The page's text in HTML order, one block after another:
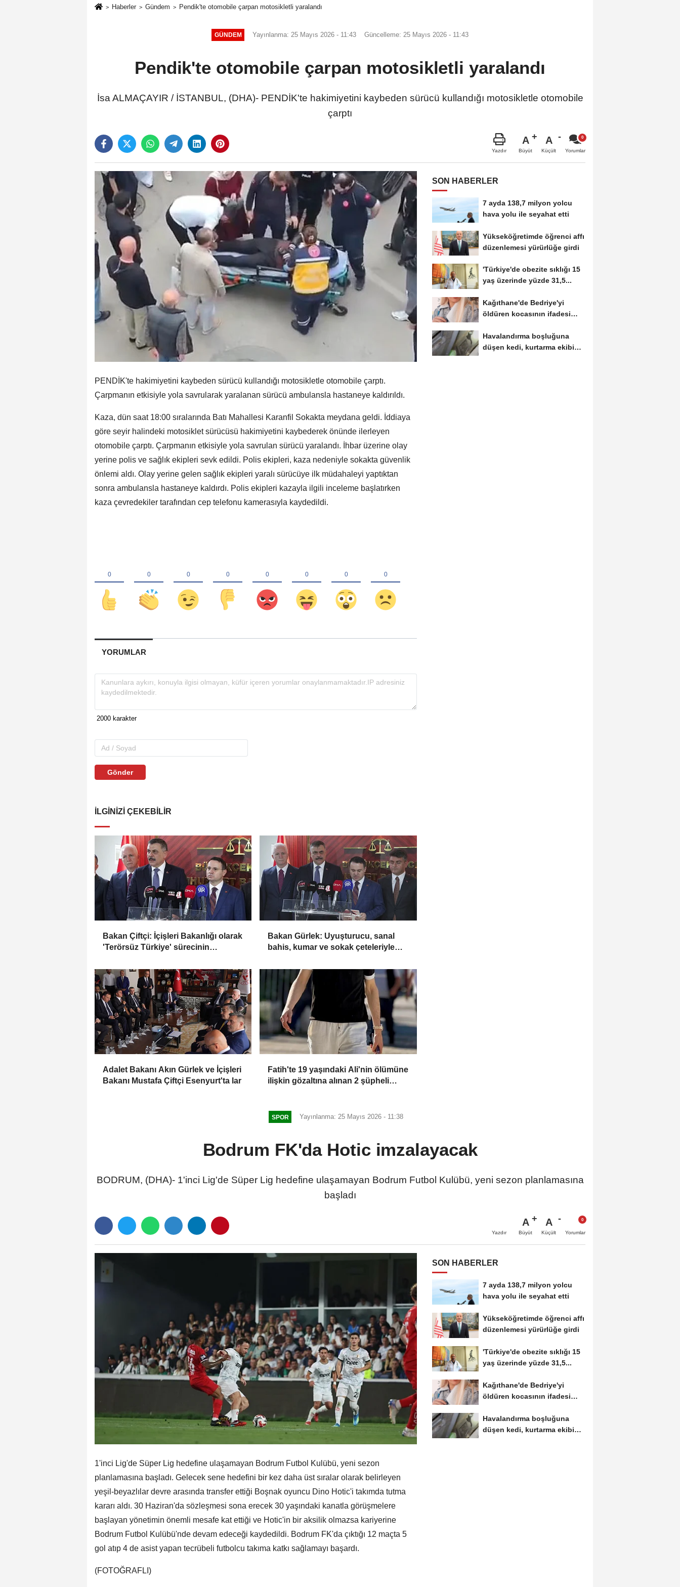
Haberler Gündem Pendik'te otomobile çarpan motosikletli yaralandı
GÜNDEM Yayınlanma: 25 Mayıs 2026 - 11:43 Güncelleme: 25 Mayıs 2026 - 11:43
Pendik'te otomobile çarpan motosikletli yaralandı
İsa ALMAÇAYIR / İSTANBUL, (DHA)- PENDİK'te hakimiyetini kaybeden sürücü kullandığı motosikletle otomobile
çarptı
Yazdır
A
Büyüt
A
Küçült Yorumlar
PENDİK'te hakimiyetini kaybeden sürücü kullandığı motosikletle otomobile çarptı.
Çarpmanın etkisiyle yola savrularak yaralanan sürücü ambulansla hastaneye kaldırıldı.
Kaza, dün saat 18:00 sıralarında Batı Mahallesi Karanfil Sokakta meydana geldi. İddiaya
göre seyir halindeki motosiklet sürücüsü hakimiyetini kaybederek önünde ilerleyen
otomobile çarptı. Çarpmanın etkisiyle yola savrulan sürücü yaralandı. İhbar üzerine olay
yerine polis ve sağlık ekipleri sevk edildi. Polis ekipleri, kaza nedeniyle sokakta güvenlik
önlemi aldı. Olay yerine gelen sağlık ekipleri yaralı sürücüye ilk müdahaleyi yaptıktan
sonra ambulansla hastaneye kaldırdı. Polis ekipleri kazayla ilgili inceleme başlatırken
kaza çevredekiler tarafından cep telefonu kamerasıyla kaydedildi.
YORUMLAR
Gönder
İLGINIZI ÇEKEBILIR
Bakan Çiftçi: İçişleri Bakanlığı olarak
'Terörsüz Türkiye' sürecinin
şekilde takip ediyoruz
Bakan Gürlek: Uyuşturucu, sanal
bahis, kumar ve sokak çeteleriyle
geçeceğiz
Adalet Bakanı Akın Gürlek ve İçişleri
Bakanı Mustafa Çiftçi Esenyurt'ta lar
Fatih'te 19 yaşındaki Ali'nin ölümüne
ilişkin gözaltına alınan 2 şüpheli
SON HABERLER
7 ayda 138,7 milyon yolcu
hava yolu ile seyahat etti
Yükseköğretimde öğrenci affı
düzenlemesi yürürlüğe girdi
'Türkiye'de obezite sıklığı 15
yaş üzerinde yüzde 31,5...
Kağıthane'de Bedriye'yi
öldüren kocasının ifadesi
Havalandırma boşluğuna
düşen kedi, kurtarma ekibini
SPOR Yayınlanma: 25 Mayıs 2026 - 11:38
Bodrum FK'da Hotic imzalayacak
BODRUM, (DHA)- 1'inci Lig'de Süper Lig hedefine ulaşamayan Bodrum Futbol Kulübü, yeni sezon planlamasına
başladı
Yazdır
A
Büyüt
A
Küçült Yorumlar
1'inci Lig'de Süper Lig hedefine ulaşamayan Bodrum Futbol Kulübü, yeni sezon
planlamasına başladı. Gelecek sene hedefini bir kez daha üst sıralar olarak belirleyen
yeşil-beyazlılar devre arasında transfer ettiği Boşnak oyuncu Dino Hotic'i takımda tutma
kararı aldı. 30 Haziran'da sözleşmesi sona erecek 30 yaşındaki kanatla görüşmelere
başlayan yönetimin önemli mesafe kat ettiği ve Hotic'in bir aksilik olmazsa kariyerine
Bodrum Futbol Kulübü'nde devam edeceği kaydedildi. Bodrum FK'da çıktığı 12 maçta 5
gol atıp 4 de asist yapan tecrübeli futbolcu takıma katkı sağlamayı başardı.
(FOTOĞRAFLI)
SON HABERLER
7 ayda 138,7 milyon yolcu
hava yolu ile seyahat etti
Yükseköğretimde öğrenci affı
düzenlemesi yürürlüğe girdi
'Türkiye'de obezite sıklığı 15
yaş üzerinde yüzde 31,5...
Kağıthane'de Bedriye'yi
öldüren kocasının ifadesi
Havalandırma boşluğuna
düşen kedi, kurtarma ekibini